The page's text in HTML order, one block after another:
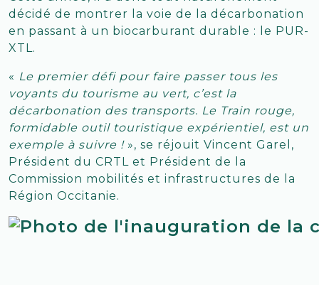
décidé de montrer la voie de la décarbonation
en passant à un biocarburant durable : le PUR-
XTL.
« Le premier défi pour faire passer tous les
voyants du tourisme au vert, c’est la
décarbonation des transports. Le Train rouge,
formidable outil touristique expérientiel, est un
exemple à suivre !», se réjouit Vincent Garel,
Président du CRTL et Président de la
Commission mobilités et infrastructures de la
Région Occitanie.